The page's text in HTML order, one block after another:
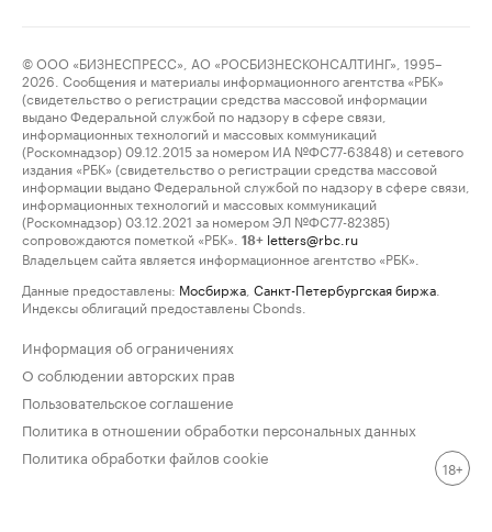
© ООО «БИЗНЕСПРЕСС», АО «РОСБИЗНЕСКОНСАЛТИНГ», 1995–
2026. Сообщения и материалы информационного агентства «РБК»
(свидетельство о регистрации средства массовой информации
выдано Федеральной службой по надзору в сфере связи,
информационных технологий и массовых коммуникаций
(Роскомнадзор) 09.12.2015 за номером ИА №ФС77-63848) и сетевого
издания «РБК» (свидетельство о регистрации средства массовой
информации выдано Федеральной службой по надзору в сфере связи,
информационных технологий и массовых коммуникаций
(Роскомнадзор) 03.12.2021 за номером ЭЛ №ФС77-82385)
сопровождаются пометкой «РБК».
18+ letters@rbc.ru
Владельцем сайта является информационное агентство «РБК».
Данные предоставлены: Мосбиржа Санкт-Петербургская биржа
Индексы облигаций предоставлены Cbonds.
Информация об ограничениях
О соблюдении авторских прав
Пользовательское соглашение
Политика в отношении обработки персональных данных
Политика обработки файлов cookie
18+